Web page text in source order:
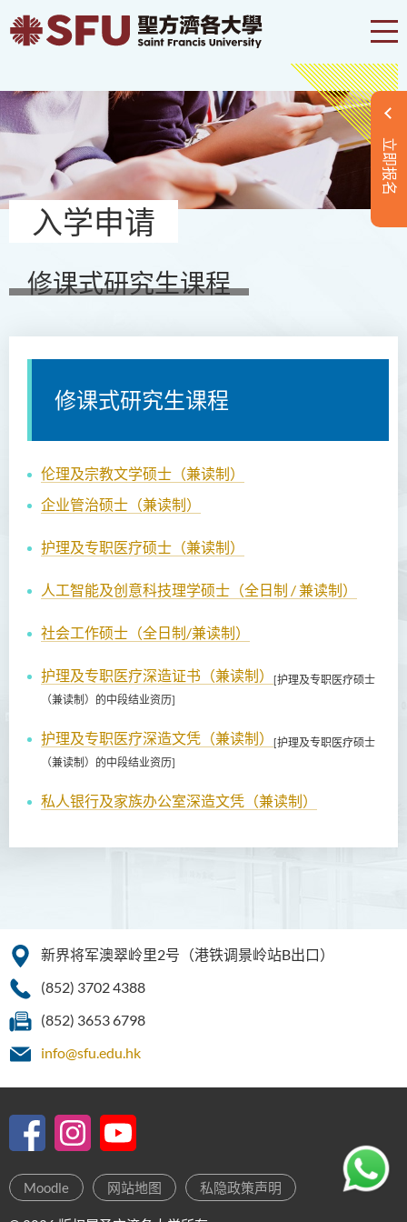
立即报名
入学申请
修课式研究生课程
修课式研究生课程
伦理及宗教文学硕士（兼读制）
企业管治硕士（兼读制）
护理及专职医疗硕士（兼读制）
人工智能及创意科技理学硕士（全日制 / 兼读制）
社会工作硕士（全日制/兼读制）
护理及专职医疗深造证书（兼读制）
[护理及专职医疗硕士
（兼读制）的中段结业资历]
护理及专职医疗深造文凭（兼读制）
[护理及专职医疗硕士
（兼读制）的中段结业资历]
私人银行及家族办公室深造文凭（兼读制）
新界将军澳翠岭里2号（港铁调景岭站B出口）
(852) 3702 4388
(852) 3653 6798
info@sfu.edu.hk
Moodle 网站地图 私隐政策声明